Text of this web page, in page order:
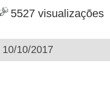
5527 visualizações
10/2017